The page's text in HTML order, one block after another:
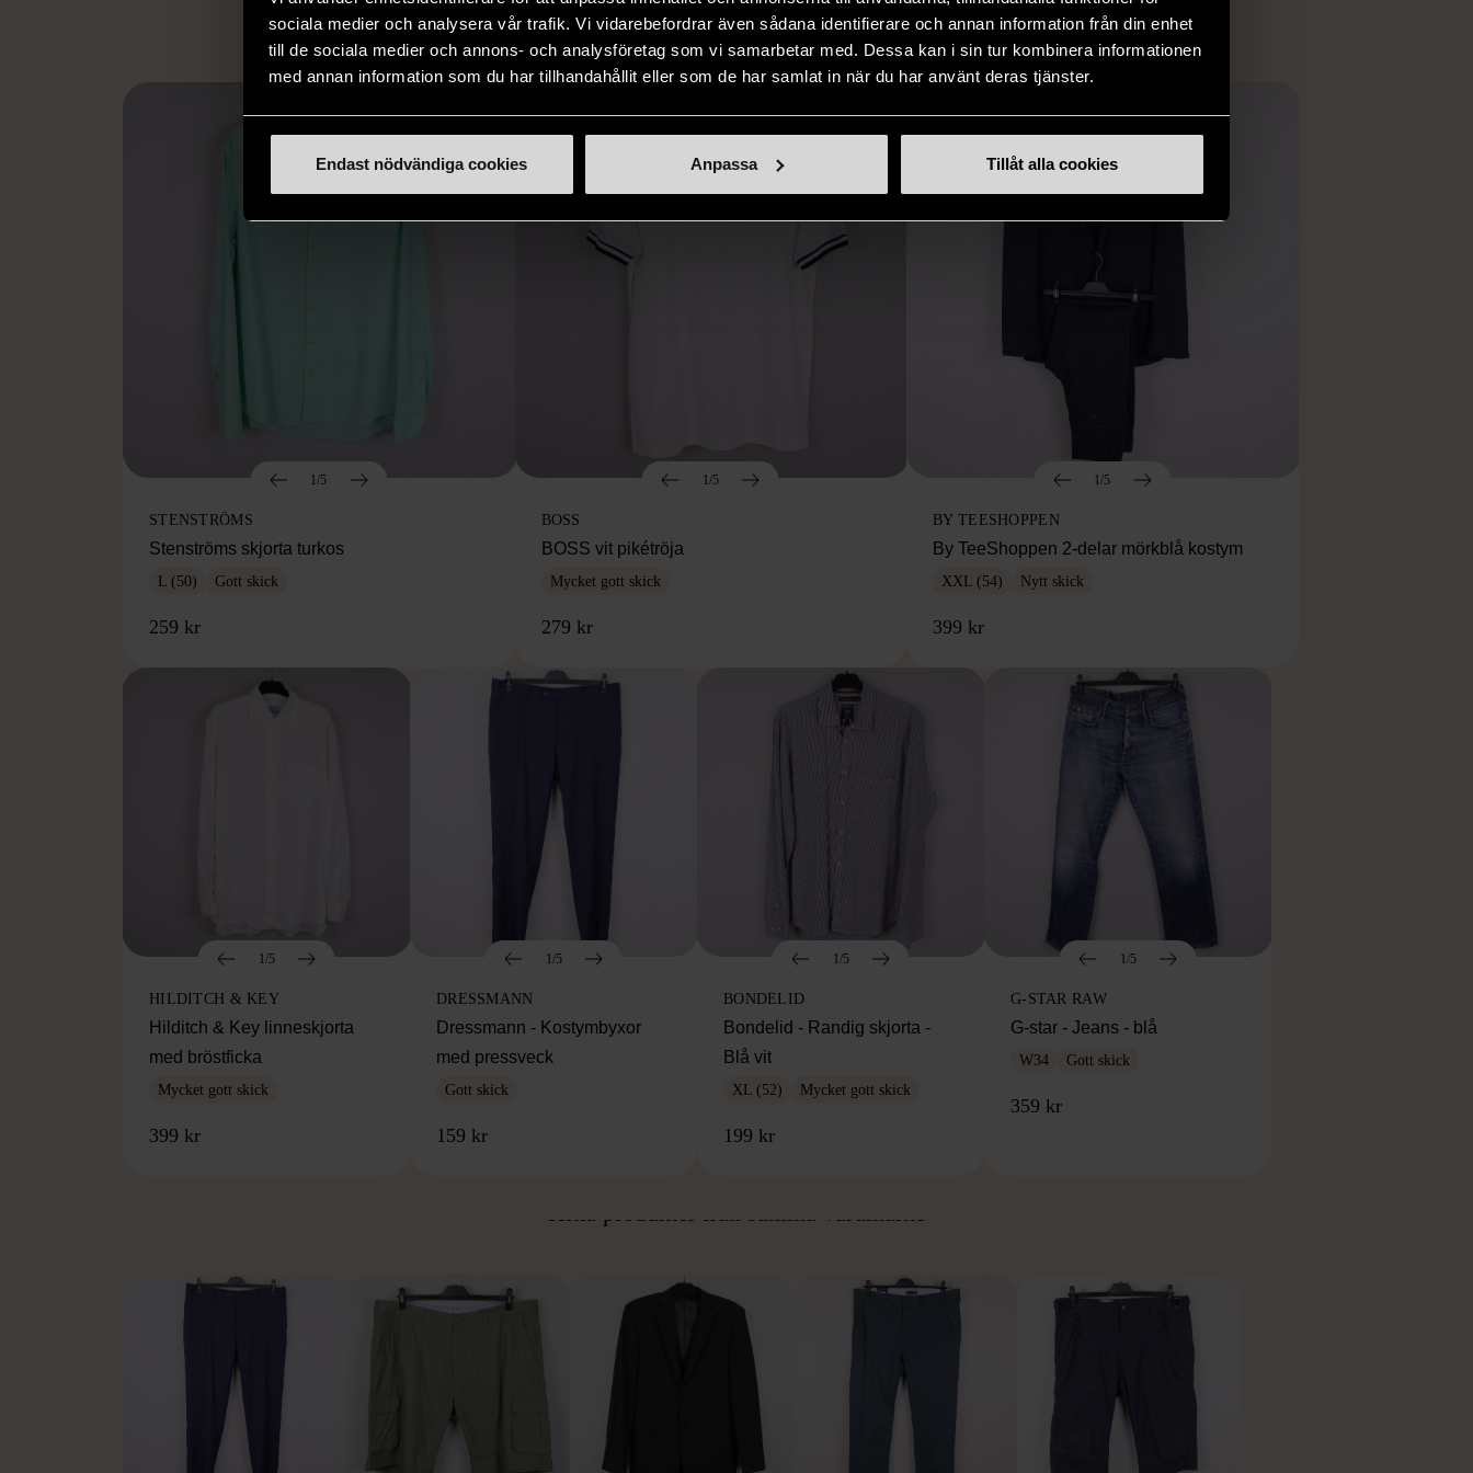
sociala medier och analysera vår trafik. Vi vidarebefordrar även sådana identifierare och annan information från din enhet
till de sociala medier och annons- och analysföretag som vi samarbetar med. Dessa kan i sin tur kombinera informationen
med annan information som du har tillhandahållit eller som de har samlat in när du har använt deras tjänster.
Endast nödvändiga cookies Anpassa Tillåt alla cookies
Hitta produkter som påminner om denna
1/5
STENSTRÖMS
Stenströms skjorta turkos
L (50) Gott skick
259 kr
1/5
BOSS
BOSS vit pikétröja
Mycket gott skick
279 kr
1/5
BY TEESHOPPEN
By TeeShoppen 2-delar mörkblå kostym
XXL (54) Nytt skick
399 kr
1/5
HILDITCH & KEY
Hilditch & Key linneskjorta
med bröstficka
Mycket gott skick
399 kr
1/5
DRESSMANN
Dressmann - Kostymbyxor
med pressveck
Gott skick
159 kr
1/5
BONDELID
Bondelid - Randig skjorta -
Blå vit
XL (52) Mycket gott skick
199 kr
1/5
G-STAR RAW
G-star - Jeans - blå
W34 Gott skick
359 kr
Hitta produkter från samma varumärke